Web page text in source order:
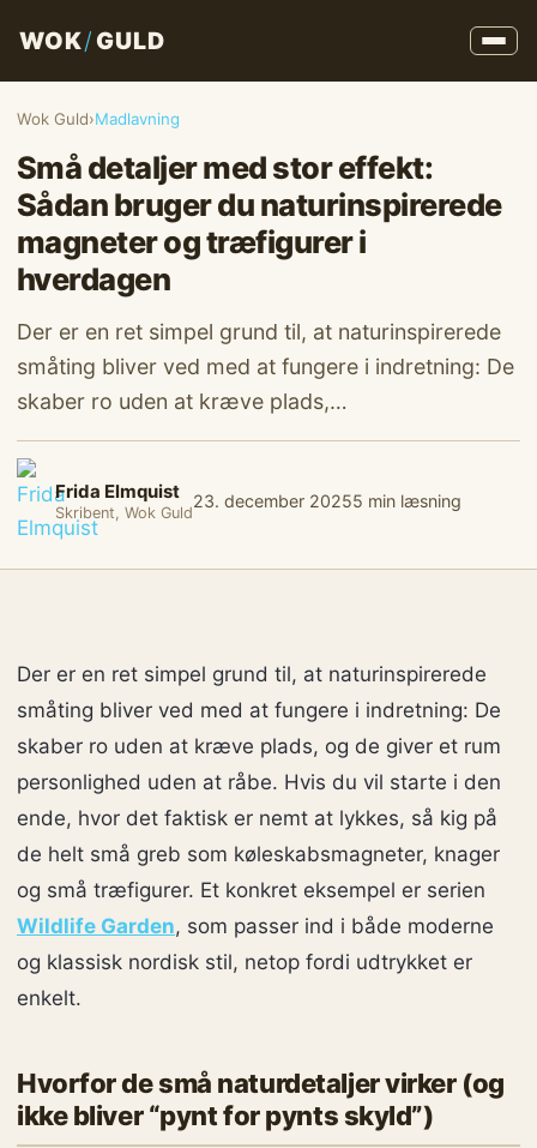
WOK/ GULD
Wok Guld›Madlavning
Små detaljer med stor effekt:
Sådan bruger du naturinspirerede
magneter og træfigurer i
hverdagen
Der er en ret simpel grund til, at naturinspirerede
småting bliver ved med at fungere i indretning: De
skaber ro uden at kræve plads,…
Frida Elmquist
Skribent, Wok Guld
23. december 20255 min læsning
Der er en ret simpel grund til, at naturinspirerede
småting bliver ved med at fungere i indretning: De
skaber ro uden at kræve plads, og de giver et rum
personlighed uden at råbe. Hvis du vil starte i den
ende, hvor det faktisk er nemt at lykkes, så kig på
de helt små greb som køleskabsmagneter, knager
og små træfigurer. Et konkret eksempel er serien
Wildlife Garden, som passer ind i både moderne
og klassisk nordisk stil, netop fordi udtrykket er
enkelt.
Hvorfor de små naturdetaljer virker (og
ikke bliver “pynt for pynts skyld”)